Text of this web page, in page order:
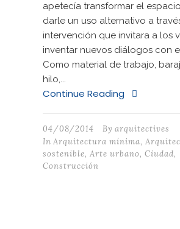
apetecía transformar el
darle un uso alternativo a
intervención que invitara a los
inventar nuevos diálogos con
Como material de trabajo,
hilo,...
Continue Reading
04/08/2014 By arquitectives
In Arquitectura mínima,
sostenible, Arte urbano, Ciudad,
Construcción